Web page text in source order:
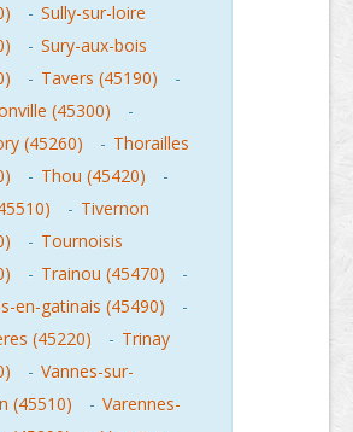
- Sully-sur-loire
- Sury-aux-bois
- Tavers (45190)
-
(45300)
-
(45260)
- Thorailles
- Thou (45420)
-
- Tivernon
- Tournoisis
- Trainou (45470)
-
en-gatinais (45490)
-
(45220)
- Trinay
- Vannes-sur-
(45510)
- Varennes-